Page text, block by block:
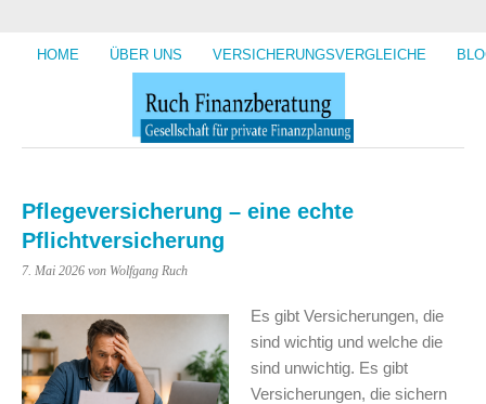
HOME ÜBER UNS VERSICHERUNGSVERGLEICHE
Pflegeversicherung – eine echte
Pflichtversicherung
7. Mai 2026 von Wolfgang Ruch
Es gibt Versicherungen, die
sind wichtig und welche die
sind unwichtig. Es gibt
Versicherungen, die sichern